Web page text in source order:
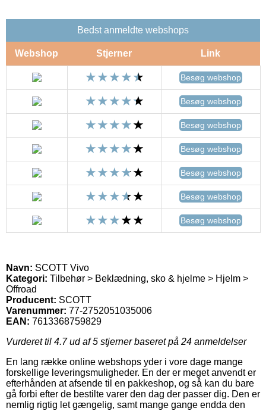
Bedst anmeldte webshops
Webshop Stjerner Link
Besøg webshop
Besøg webshop
Besøg webshop
Besøg webshop
Besøg webshop
Besøg webshop
Besøg webshop
Navn: SCOTT Vivo
Kategori: Tilbehør > Beklædning, sko & hjelme > Hjelm >
Offroad
Producent: SCOTT
Varenummer: 77-2752051035006
EAN: 7613368759829
Vurderet til 4.7ud af 5 stjerner baseret på 24 anmeldelser
En lang række online webshops yder i vore dage mange
forskellige leveringsmuligheder. En der er meget anvendt er
efterhånden at afsende til en pakkeshop, og så kan du bare
gå forbi efter de bestilte varer den dag der passer dig. Den er
nemlig rigtig let gængelig, samt mange gange endda den